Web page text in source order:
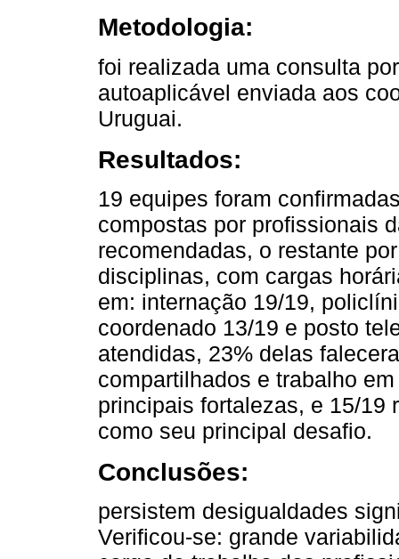
Metodologia:
foi realizada uma consulta
autoaplicável enviada aos
Uruguai.
Resultados:
19 equipes foram
compostas por profissionais
recomendadas, o restante
disciplinas, com cargas
em: internação 19/19,
coordenado 13/19 e posto
atendidas, 23% delas
compartilhados e trabalho
principais fortalezas, e 15/19
como seu principal desafio.
Conclusões:
persistem desigualdades
Verificou-se: grande